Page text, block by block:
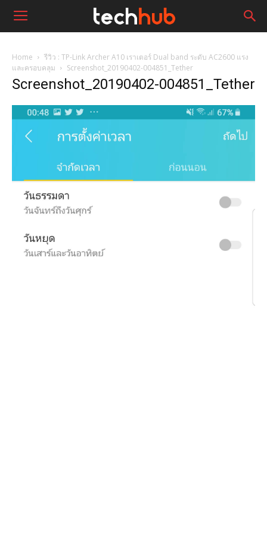
Home
รีวิว : TP-Link Archer A10 เราเตอร์ Dual band ระดับ AC2600 แรง
และครอบคลุม
Screenshot_20190402-004851_Tether
Screenshot_20190402-004851_Tether